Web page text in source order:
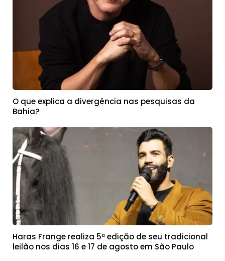
O que explica a divergência nas pesquisas da
Bahia?
Haras Frange realiza 5ª edição de seu tradicional
leilão nos dias 16 e 17 de agosto em São Paulo